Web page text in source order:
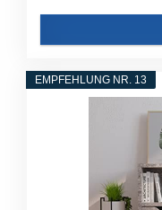
EMPFEHLUNG NR. 13